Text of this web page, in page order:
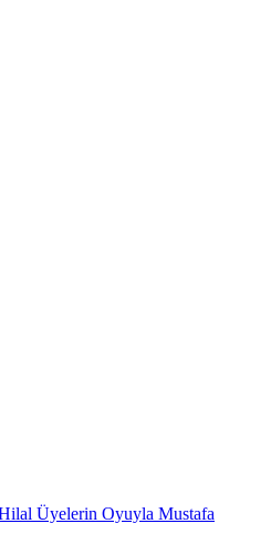
Üyelerin Oyuyla Mustafa